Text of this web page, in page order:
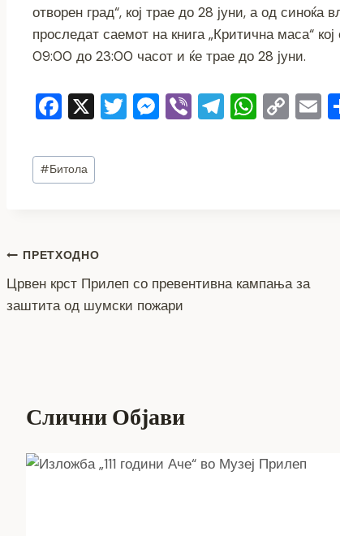
отворен град“, кој трае до 28 јуни, а од
проследат саемот на книга „Критична маса“
09:00 до 23:00 часот и ќе трае до 28 јуни.
F
c
e
o
k
X T M Vi T W C E
Post
Tags:
#Битола
Навигација
на
ПРЕТХОДНО
Црвен крст Прилеп со превентивна кампања за
заштита од шумски пожари
Слични Објави